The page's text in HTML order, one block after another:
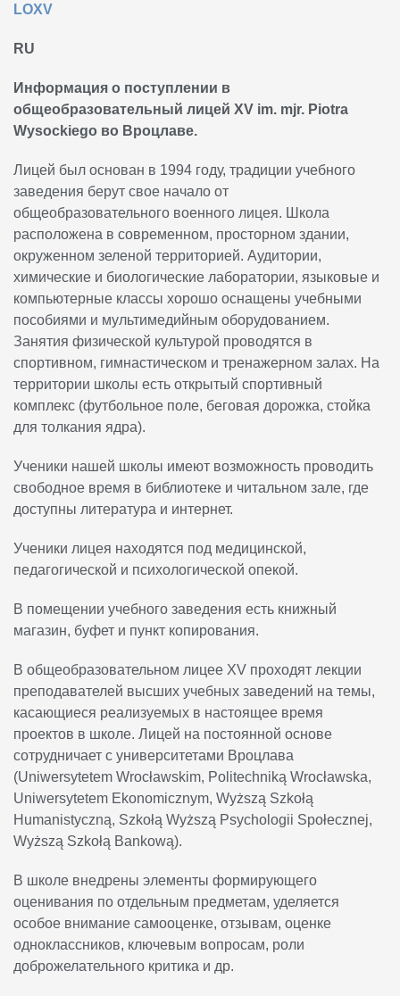
LOXV
RU
Информация о поступлении в
общеобразовательный лицей XV im. mjr. Piotra
Wysockiego во Вроцлаве.
Лицей был основан в 1994 году, традиции учебного
заведения берут свое начало от
общеобразовательного военного лицея. Школа
расположена в современном, просторном здании,
окруженном зеленой территорией. Аудитории,
химические и биологические лаборатории, языковые и
компьютерные классы хорошо оснащены учебными
пособиями и мультимедийным оборудованием.
Занятия физической культурой проводятся в
спортивном, гимнастическом и тренажерном залах. На
территории школы есть открытый спортивный
комплекс (футбольное поле, беговая дорожка, стойка
для толкания ядра).
Ученики нашей школы имеют возможность проводить
свободное время в библиотеке и читальном зале, где
доступны литература и интернет.
Ученики лицея находятся под медицинской,
педагогической и психологической опекой.
В помещении учебного заведения есть книжный
магазин, буфет и пункт копирования.
В общеобразовательном лицее XV проходят лекции
преподавателей высших учебных заведений на темы,
касающиеся реализуемых в настоящее время
проектов в школе. Лицей на постоянной основе
сотрудничает с университетами Вроцлава
(Uniwersytetem Wrocławskim, Politechniką Wrocławska,
Uniwersytetem Ekonomicznym, Wyższą Szkołą
Humanistyczną, Szkołą Wyższą Psychologii Społecznej,
Wyższą Szkołą Bankową).
В школе внедрены элементы формирующего
оценивания по отдельным предметам, уделяется
особое внимание самооценке, отзывам, оценке
одноклассников, ключевым вопросам, роли
доброжелательного критика и др.